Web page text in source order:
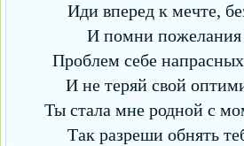
Иди вперед к мечте,
И помни пожелания
Проблем себе
И не теряй свой
Ты стала мне родной с
Так разреши обнять